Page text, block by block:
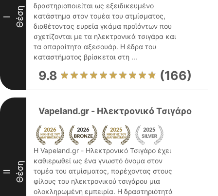
I Θέση
δραστηριοποιείται ως εξειδικευμένο
κατάστημα στον τομέα του ατμίσματος,
διαθέτοντας ευρεία γκάμα προϊόντων που
σχετίζονται με τα ηλεκτρονικά τσιγάρα και
τα απαραίτητα αξεσουάρ. Η έδρα του
καταστήματος βρίσκεται στη ...
9.8 (166)
II Θέση
Vapeland.gr - Ηλεκτρονικό Τσιγάρο
Η Vapeland.gr - Ηλεκτρονικό Τσιγάρο έχει
καθιερωθεί ως ένα γνωστό όνομα στον
τομέα του ατμίσματος, παρέχοντας στους
φίλους του ηλεκτρονικού τσιγάρου μια
ολοκληρωμένη εμπειρία. Η δραστηριότητά